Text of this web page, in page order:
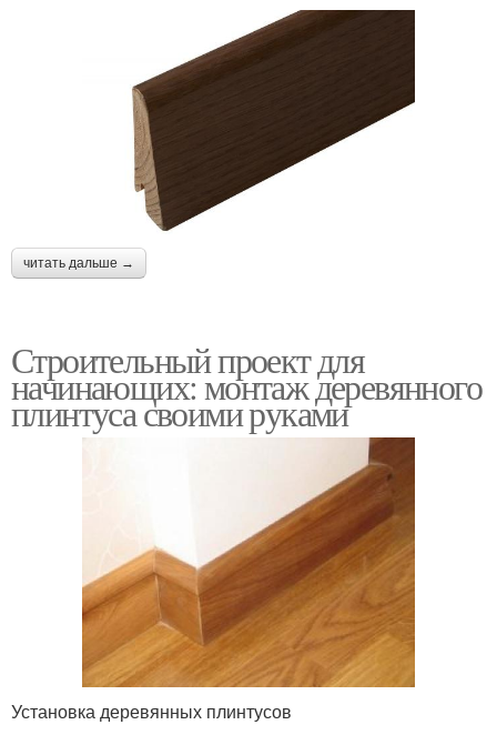
читать дальше →
Строительный проект для
начинающих: монтаж деревянного
плинтуса своими руками
Установка деревянных плинтусов